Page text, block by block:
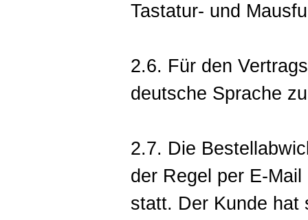
Tastatur- und
2.6. Für den
deutsche Sprache
2.7. Die
der Regel per E-
statt. Der Kunde hat